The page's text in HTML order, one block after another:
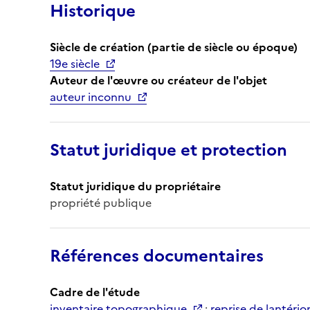
Historique
Siècle de création (partie de siècle ou époque)
19e siècle
Auteur de l'œuvre ou créateur de l'objet
auteur inconnu
Statut juridique et protection
Statut juridique du propriétaire
propriété publique
Références documentaires
Cadre de l'étude